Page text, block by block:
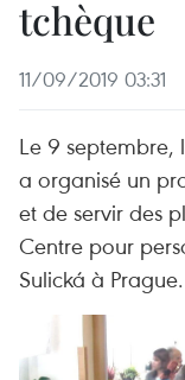
tchèque
11/09/2019 03:31
Le 9 septembre,
a organisé un
et de servir des
Centre pour
Sulická à Prague.